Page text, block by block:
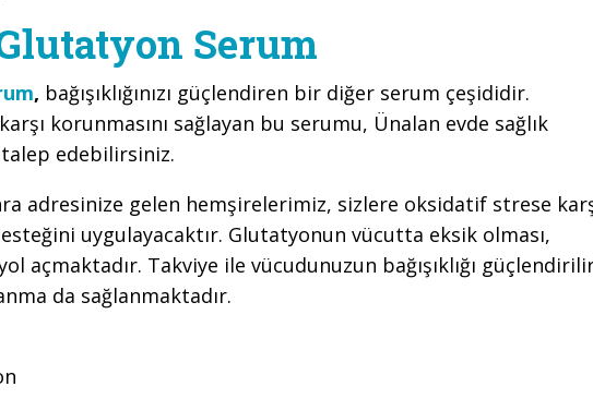
Serum
, bağışıklığınızı güçlendiren bir diğer serum çeşididir.
korunmasını sağlayan bu serumu, Ünalan evde sağlık
edebilirsiniz.
adresinize gelen hemşirelerimiz, sizlere oksidatif strese
uygulayacaktır. Glutatyonun vücutta eksik olması,
açmaktadır. Takviye ile vücudunuzun bağışıklığı
da sağlanmaktadır.